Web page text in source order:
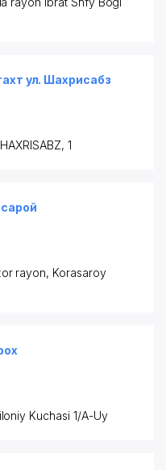
ул. Шахрисабз
1
rayon, Korasaroy
Kuchasi 1/A-Uy